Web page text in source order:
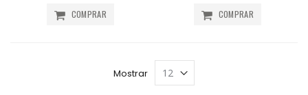
COMPRAR COMPRAR
Mostrar